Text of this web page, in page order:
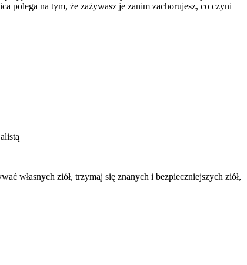
polega na tym, że zażywasz je zanim zachorujesz, co czyni
własnych ziół, trzymaj się znanych i bezpieczniejszych ziół,